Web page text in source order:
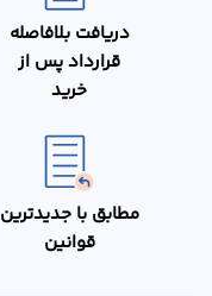
دریافت بلافاصله
قرارداد پس از
خرید
مطابق با جدیدترین
قوانین